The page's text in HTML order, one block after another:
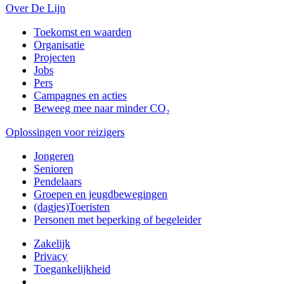
Over De Lijn
Toekomst en waarden
Organisatie
Projecten
Jobs
Pers
Campagnes en acties
Beweeg mee naar minder CO₂
Oplossingen voor reizigers
Jongeren
Senioren
Pendelaars
Groepen en jeugdbewegingen
(dagjes)Toeristen
Personen met beperking of begeleider
Zakelijk
Privacy
Toegankelijkheid